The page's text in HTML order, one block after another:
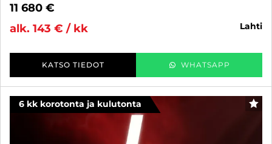
11 680 €
alk. 143 € / kk
lahti
KATSO TIEDOT WHATSAPP
6 kk korotonta ja kulutonta